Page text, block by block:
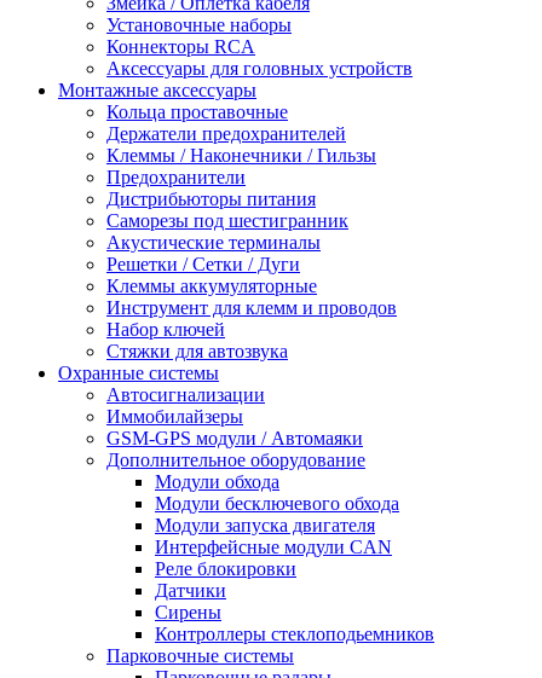
Установочные наборы
Коннекторы RCA
Аксессуары для головных устройств
Монтажные аксессуары
Кольца проставочные
Держатели предохранителей
Клеммы / Наконечники / Гильзы
Предохранители
Дистрибьюторы питания
Саморезы под шестигранник
Акустические терминалы
Решетки / Сетки / Дуги
Клеммы аккумуляторные
Инструмент для клемм и проводов
Набор ключей
Стяжки для автозвука
Охранные системы
Автосигнализации
Иммобилайзеры
GSM-GPS модули / Автомаяки
Дополнительное оборудование
Модули обхода
Модули бесключевого обхода
Модули запуска двигателя
Интерфейсные модули CAN
Реле блокировки
Датчики
Сирены
Контроллеры стеклоподьемников
Парковочные системы